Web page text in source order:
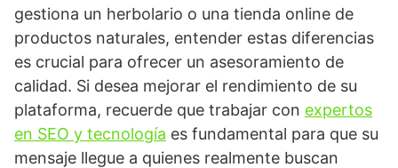
gestiona un herbolario o una tienda online de
productos naturales, entender estas diferencias
es crucial para ofrecer un asesoramiento de
calidad. Si desea mejorar el rendimiento de su
plataforma, recuerde que trabajar con expertos
en SEO y tecnología es fundamental para que su
mensaje llegue a quienes realmente buscan